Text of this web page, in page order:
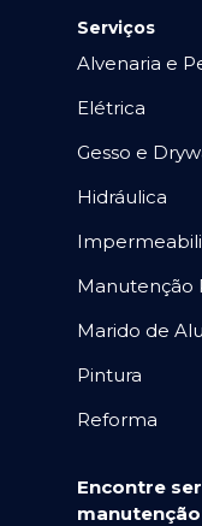
Serviços
Alvenaria e
Elétrica
Gesso e
Hidráulica
Manutenção
Marido de
Pintura
Reforma
Encontre